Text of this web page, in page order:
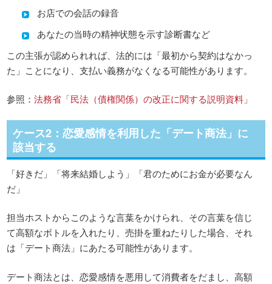
お店での会話の録音
あなたの当時の精神状態を示す診断書など
この主張が認められれば、法的には「最初から契約はなかっ
た」ことになり、支払い義務がなくなる可能性があります。
参照：法務省「民法（債権関係）の改正に関する説明資料」
ケース2：恋愛感情を利用した「デート商法」に
該当する
「好きだ」「将来結婚しよう」「君のためにお金が必要なん
だ」
担当ホストからこのような言葉をかけられ、その言葉を信じ
て高額なボトルを入れたり、売掛を重ねたりした場合、それ
は「デート商法」にあたる可能性があります。
デート商法とは、恋愛感情を悪用して消費者をだまし、高額